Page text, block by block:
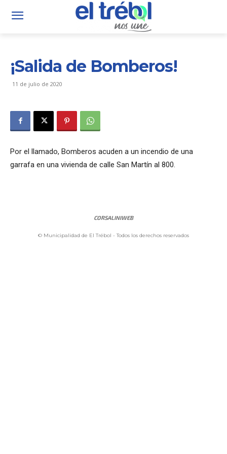
¡Salida de Bomberos!
11 de julio de 2020
Por el llamado, Bomberos acuden a un incendio de una
garrafa en una vivienda de calle San Martín al 800.
CORSALINIWEB
© Municipalidad de El Trébol - Todos los derechos reservados